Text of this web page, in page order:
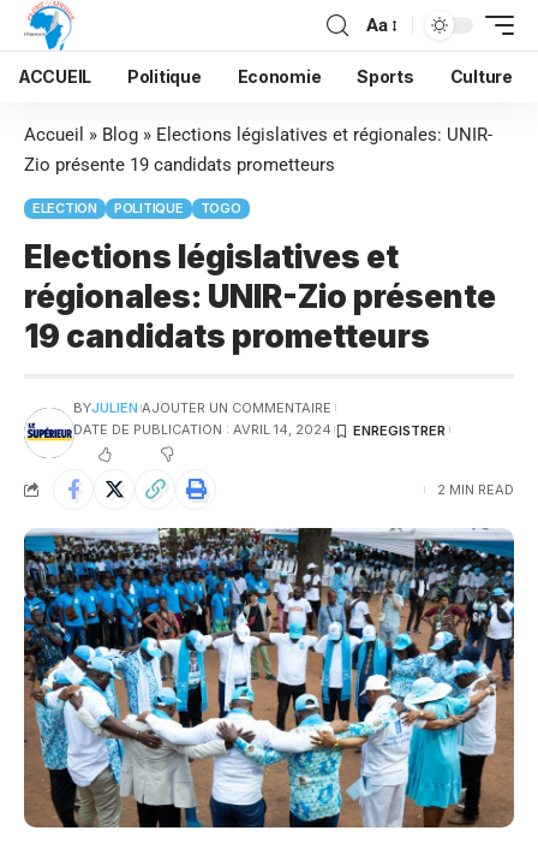
Aa
ACCUEIL Politique Economie Sports Culture
Accueil » Blog » Elections législatives et régionales: UNIR-
Zio présente 19 candidats prometteurs
ELECTION POLITIQUE TOGO
Elections législatives et
régionales: UNIR-Zio présente
19 candidats prometteurs
BYJULIEN AJOUTER UN COMMENTAIRE
DATE DE PUBLICATION : AVRIL 14, 2024
2 MIN READ